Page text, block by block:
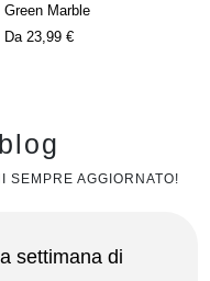
Green Marble
Da 23,99 €
SEMPRE AGGIORNATO!
settimana di